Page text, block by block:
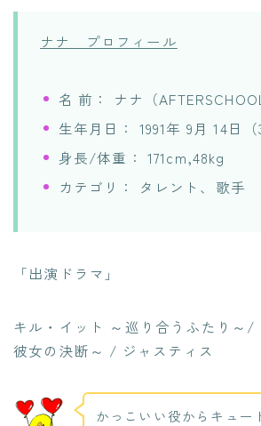
ナナ プロフィール
名 前： ナナ（
生年月日： 1991年 9月 14日（
身長/体重： 171cm,48kg
カテゴリ： タレント、歌手
「出演ドラマ」
キル・イット ～巡り合うふたり～/
彼女の決断～ / ジャスティス
かっこいい役からキュー